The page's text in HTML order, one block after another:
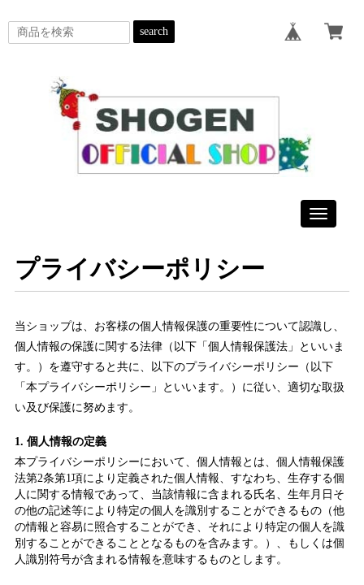
search
Toggle
プライバシーポリシー
当ショップは、お客様の個人情報保護の重要性について認識し、
個人情報の保護に関する法律（以下「個人情報保護法」といいま
す。）を遵守すると共に、以下のプライバシーポリシー（以下
「本プライバシーポリシー」といいます。）に従い、適切な取扱
い及び保護に努めます。
1. 個人情報の定義
本プライバシーポリシーにおいて、個人情報とは、個人情報保護
法第2条第1項により定義された個人情報、すなわち、生存する個
人に関する情報であって、当該情報に含まれる氏名、生年月日そ
の他の記述等により特定の個人を識別することができるもの（他
の情報と容易に照合することができ、それにより特定の個人を識
別することができることとなるものを含みます。）、もしくは個
人識別符号が含まれる情報を意味するものとします。